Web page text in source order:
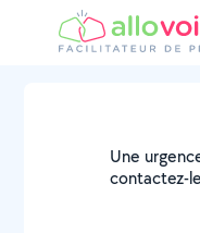
Une
contactez-